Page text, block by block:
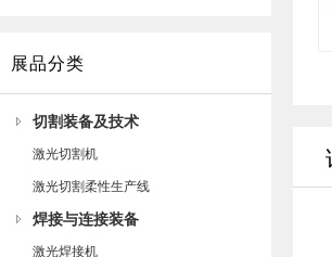
展品分类
切割装备及技术
激光切割机
激光切割柔性生产线
焊接与连接装备
激光焊接机